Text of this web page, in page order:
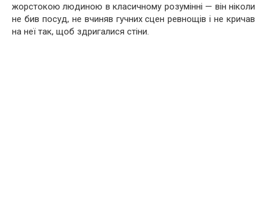
жорстокою людиною в класичному розумінні — він ніколи
не бив посуд, не вчиняв гучних сцен ревнощів і не кричав
на неї так, щоб здригалися стіни.